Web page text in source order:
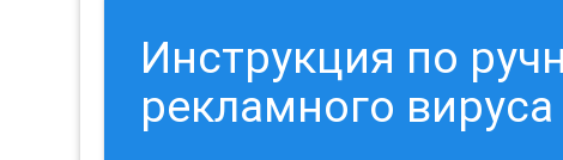
Инструкция по
рекламного вируса